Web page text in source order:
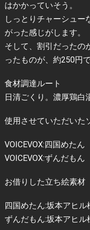
はかかっていそう。
しっとりチャーシュー
がった感じがします。
そして、割引だったの
ったものが、約250円
食材調達ルート
日清ごくり。濃厚鶏
使用させていただいた
VOICEVOX:四国めたん
VOICEVOX:ずんだもん
お借りした立ち絵素材
四国めたん:坂本アヒル
ずんだもん:坂本アヒル